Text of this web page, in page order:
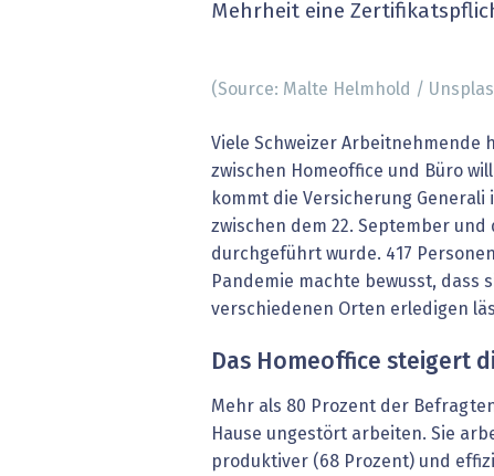
Mehrheit eine
(Source: Malte Helmhold /
Viele Schweizer Arbeitnehmende
zwischen Homeoffice und Büro
kommt die Versicherung
zwischen dem 22. September und
durchgeführt wurde. 417
Pandemie machte bewusst, dass
verschiedenen Orten erledigen
Das Homeoffice steigert
Mehr als 80 Prozent der
Hause ungestört arbeiten. Sie
produktiver (68 Prozent) und